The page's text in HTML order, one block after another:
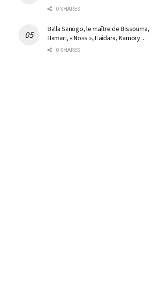
0 SHARES
Balla Sanogo, le maître de Bissouma,
Hamari, « Noss », Haidara, Kamory…
0 SHARES